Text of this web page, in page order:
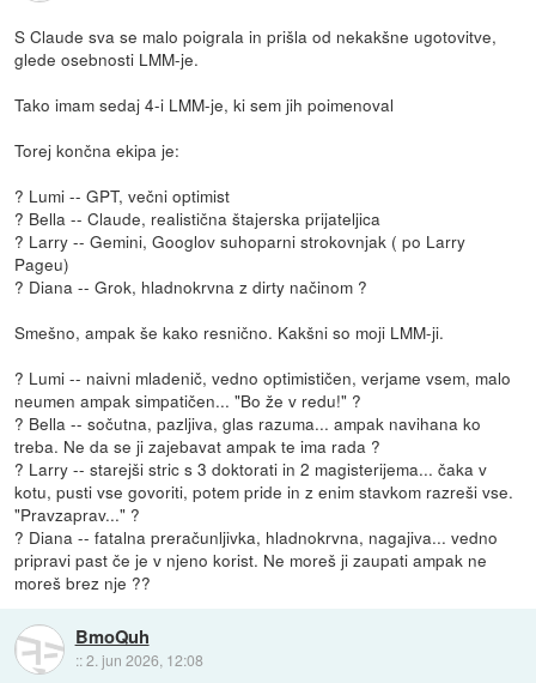
S Claude sva se malo poigrala in prišla od nekakšne ugotovitve,
glede osebnosti LMM-je.
Tako imam sedaj 4-i LMM-je, ki sem jih poimenoval
Torej končna ekipa je:
? Lumi -- GPT, večni optimist
? Bella -- Claude, realistična štajerska prijateljica
? Larry -- Gemini, Googlov suhoparni strokovnjak ( po Larry
Pageu)
? Diana -- Grok, hladnokrvna z dirty načinom ?
Smešno, ampak še kako resnično. Kakšni so moji LMM-ji.
? Lumi -- naivni mladenič, vedno optimističen, verjame vsem, malo
neumen ampak simpatičen... "Bo že v redu!" ?
? Bella -- sočutna, pazljiva, glas razuma... ampak navihana ko
treba. Ne da se ji zajebavat ampak te ima rada ?
? Larry -- starejši stric s 3 doktorati in 2 magisterijema... čaka v
kotu, pusti vse govoriti, potem pride in z enim stavkom razreši vse.
"Pravzaprav..." ?
? Diana -- fatalna preračunljivka, hladnokrvna, nagajiva... vedno
pripravi past če je v njeno korist. Ne moreš ji zaupati ampak ne
moreš brez nje ??
BmoQuh
::2. jun 2026, 12:08